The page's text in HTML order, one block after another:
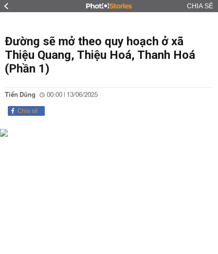
CHIA SẺ
Đường sẽ mở theo quy hoạch ở xã
Thiệu Quang, Thiệu Hoá, Thanh Hoá
(Phần 1)
Tiến Dũng 00:00 | 13/06/2025
Chia sẻ